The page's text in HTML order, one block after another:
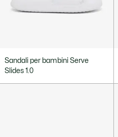
Sandali per bambini Serve
Slides 1.0